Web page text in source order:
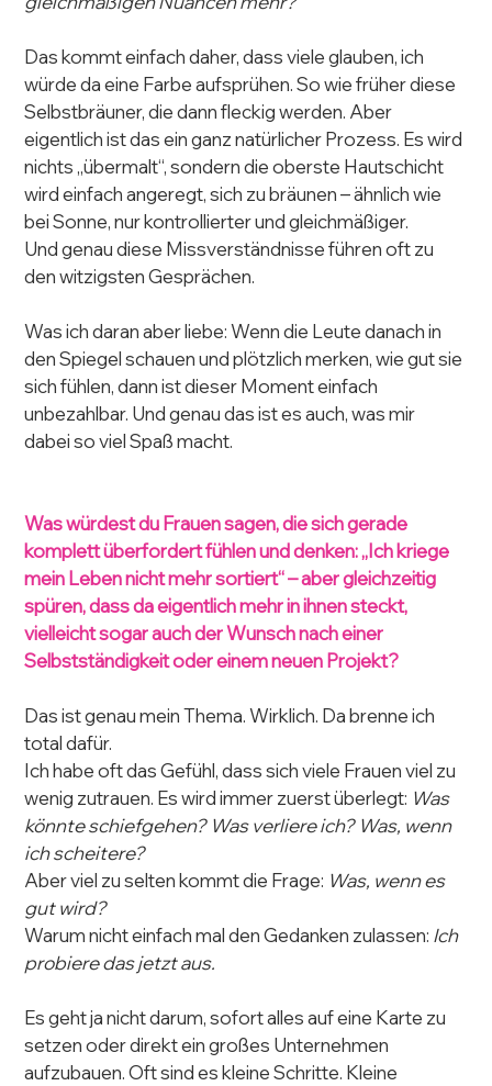
Das kommt einfach daher, dass viele glauben, ich
würde da eine Farbe aufsprühen. So wie früher diese
Selbstbräuner, die dann fleckig werden. Aber
eigentlich ist das ein ganz natürlicher Prozess. Es wird
nichts „übermalt“, sondern die oberste Hautschicht
wird einfach angeregt, sich zu bräunen – ähnlich wie
bei Sonne, nur kontrollierter und gleichmäßiger.
Und genau diese Missverständnisse führen oft zu
den witzigsten Gesprächen.
Was ich daran aber liebe: Wenn die Leute danach in
den Spiegel schauen und plötzlich merken, wie gut sie
sich fühlen, dann ist dieser Moment einfach
unbezahlbar. Und genau das ist es auch, was mir
dabei so viel Spaß macht.
Was würdest du Frauen sagen, die sich gerade
komplett überfordert fühlen und denken: „Ich kriege
mein Leben nicht mehr sortiert“ – aber gleichzeitig
spüren, dass da eigentlich mehr in ihnen steckt,
vielleicht sogar auch der Wunsch nach einer
Selbstständigkeit oder einem neuen Projekt?
Das ist genau mein Thema. Wirklich. Da brenne ich
total dafür.
Ich habe oft das Gefühl, dass sich viele Frauen viel zu
wenig zutrauen. Es wird immer zuerst überlegt: Was
könnte schiefgehen? Was verliere ich? Was, wenn
ich scheitere?
Aber viel zu selten kommt die Frage: Was, wenn es
gut wird?
Warum nicht einfach mal den Gedanken zulassen: Ich
probiere das jetzt aus.
Es geht ja nicht darum, sofort alles auf eine Karte zu
setzen oder direkt ein großes Unternehmen
aufzubauen. Oft sind es kleine Schritte. Kleine